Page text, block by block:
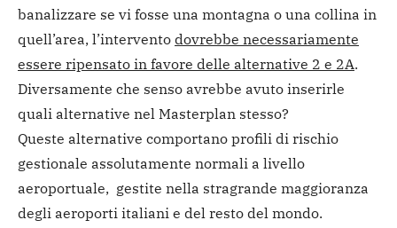
banalizzare se vi fosse una montagna o una collina in
quell’area, l’intervento dovrebbe necessariamente
essere ripensato in favore delle alternative 2 e 2A.
Diversamente che senso avrebbe avuto inserirle
quali alternative nel Masterplan stesso?
Queste alternative comportano profili di rischio
gestionale assolutamente normali a livello
aeroportuale, gestite nella stragrande maggioranza
degli aeroporti italiani e del resto del mondo.